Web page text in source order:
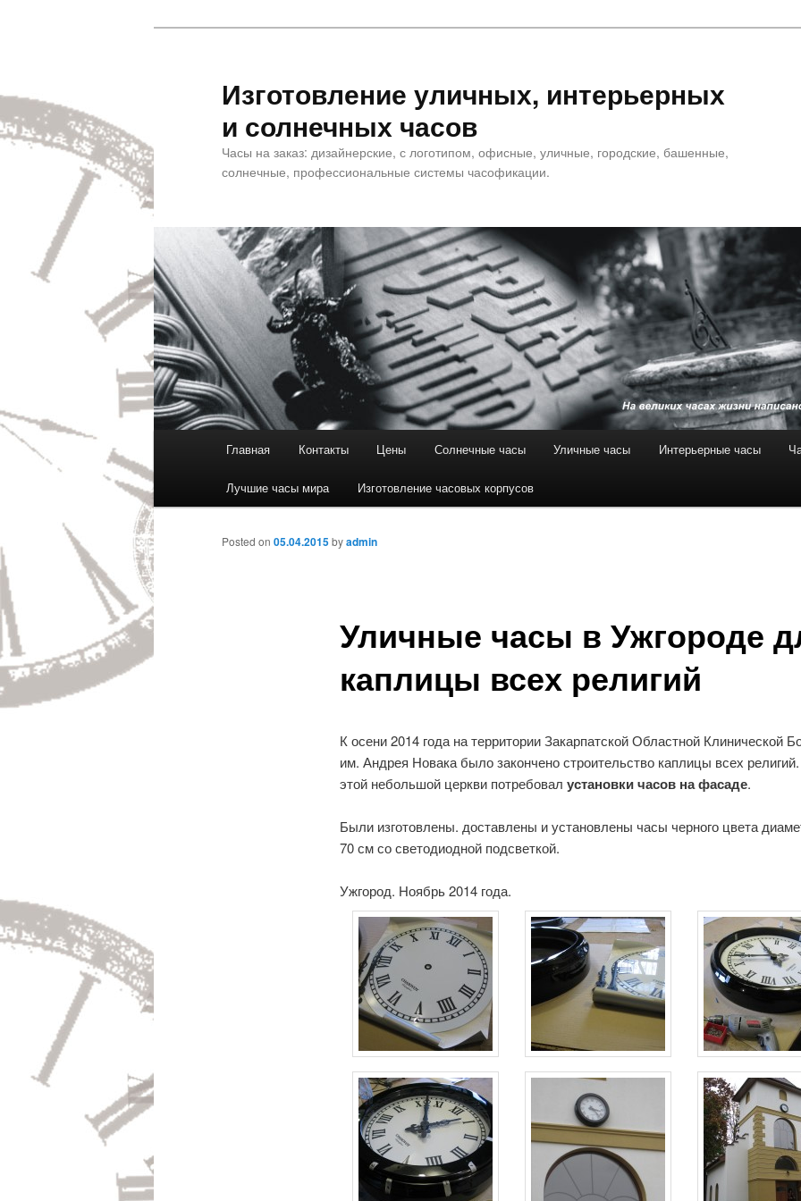
Изготовление уличных, интерьерных
и солнечных часов
Часы на заказ: дизайнерские, с логотипом, офисные, уличные, городские, башенные,
солнечные, профессиональные системы часофикации.
Skip to primary content
Главная Контакты Цены Солнечные часы Уличные часы Интерьерные часы
Лучшие часы мира Изготовление часовых корпусов
Уличные часы в Ужгороде
каплицы всех религий
Posted on 05.04.2015byadmin
К осени 2014 года на территории Закарпатской Областной Клинической
им. Андрея Новака было закончено строительство каплицы всех
этой небольшой церкви потребовал установки часов на фасаде.
Были изготовлены. доставлены и установлены часы черного цвета
70 см со светодиодной подсветкой.
Ужгород. Ноябрь 2014 года.